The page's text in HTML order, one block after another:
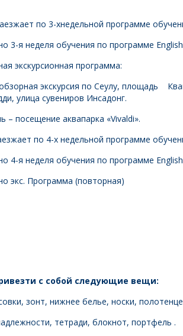
по 3-хнедельной программе
3-я неделя обучения по программе
экскурсионная программа:
экскурсия по Сеулу, площадь
улица сувениров Инсадонг.
аквапарка «Vivaldi».
по 4-х недельной программе
4-я неделя обучения по программе
экс. Программа (повторная)
с собой следующие вещи:
зонт, нижнее белье, носки,
тетради, блокнот, портфель .